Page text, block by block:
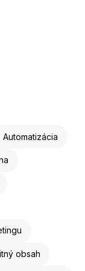
Automatizácia
obsah